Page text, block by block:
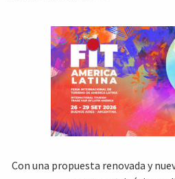
Con una propuesta renovada y